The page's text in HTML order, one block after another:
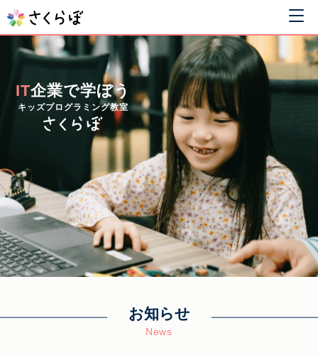
IT企業で学ぼう
キッズプログラミング教室
お知らせ
News